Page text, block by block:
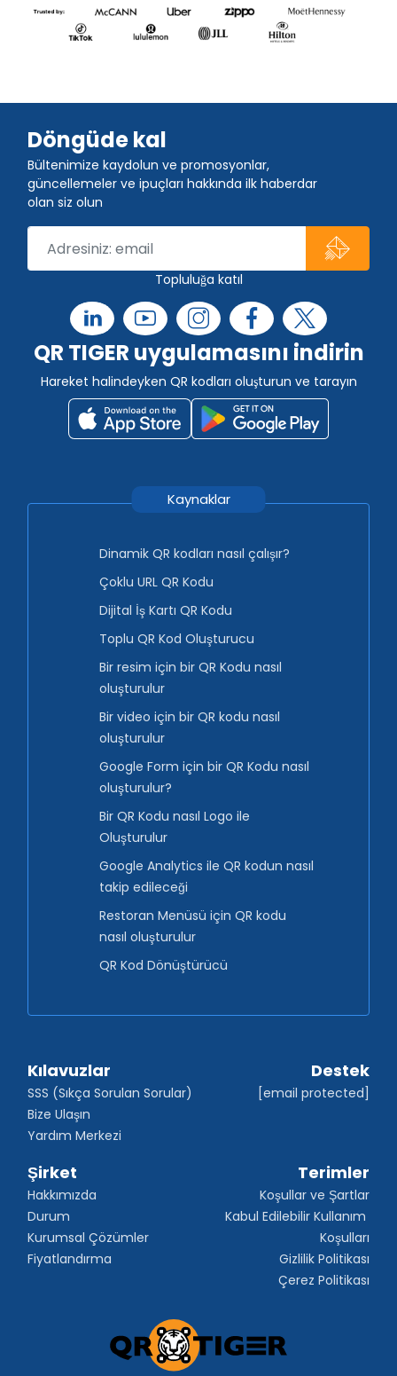
Döngüde kal
Bültenimize kaydolun ve promosyonlar,
güncellemeler ve ipuçları hakkında ilk haberdar
olan siz olun
Topluluğa katıl
QR TIGER uygulamasını indirin
Hareket halindeyken QR kodları oluşturun ve tarayın
Kaynaklar
Dinamik QR kodları nasıl çalışır?
Çoklu URL QR Kodu
Dijital İş Kartı QR Kodu
Toplu QR Kod Oluşturucu
Bir resim için bir QR Kodu nasıl
oluşturulur
Bir video için bir QR kodu nasıl
oluşturulur
Google Form için bir QR Kodu nasıl
oluşturulur?
Bir QR Kodu nasıl Logo ile
Oluşturulur
Google Analytics ile QR kodun nasıl
takip edileceği
Restoran Menüsü için QR kodu
nasıl oluşturulur
QR Kod Dönüştürücü
Kılavuzlar
SSS (Sıkça Sorulan Sorular)
Bize Ulaşın
Yardım Merkezi
Destek
[email protected]
Şirket
Hakkımızda
Durum
Kurumsal Çözümler
Fiyatlandırma
Terimler
Koşullar ve Şartlar
Kabul Edilebilir Kullanım
Koşulları
Gizlilik Politikası
Çerez Politikası